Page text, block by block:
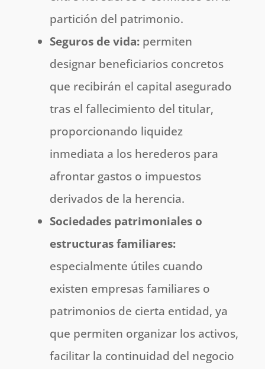
partición del patrimonio.
Seguros de vida:permiten
designar beneficiarios concretos
que recibirán el capital asegurado
tras el fallecimiento del titular,
proporcionando liquidez
inmediata a los herederos para
afrontar gastos o impuestos
derivados de la herencia.
Sociedades patrimoniales o
estructuras familiares:
especialmente útiles cuando
existen empresas familiares o
patrimonios de cierta entidad, ya
que permiten organizar los activos,
facilitar la continuidad del negocio